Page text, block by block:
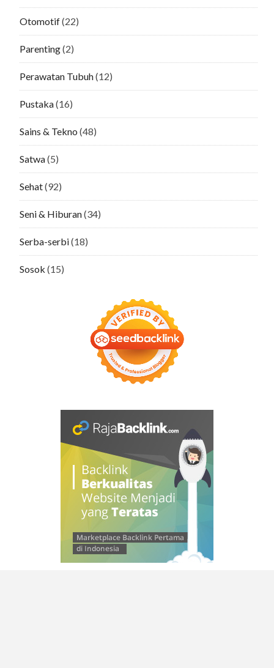
Otomotif(22)
Parenting(2)
Perawatan Tubuh(12)
Pustaka(16)
Sains & Tekno (48)
Satwa(5)
Sehat(92)
Seni & Hiburan(34)
Serba-serbi(18)
Sosok (15)